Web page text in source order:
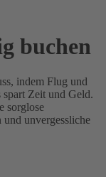
buchen
indem Flug und
Zeit und Geld.
sorglose
und unvergessliche